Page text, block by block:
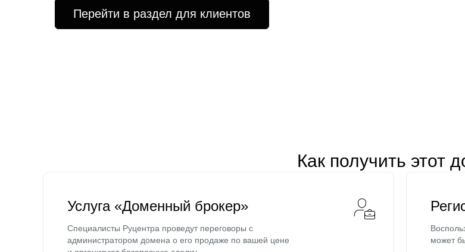
Перейти в раздел для клиентов
Как получить этот
Услуга «Доменный брокер»
Специалисты Руцентра проведут переговоры с
администратором домена о его продаже по вашей цене
может